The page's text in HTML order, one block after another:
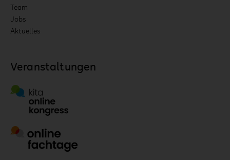
Team
Jobs
Aktuelles
Veranstaltungen